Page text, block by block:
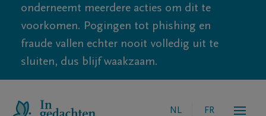
onderneemt meerdere acties om dit te
voorkomen. Pogingen tot phishing en
fraude vallen echter nooit volledig uit te
sluiten, dus blijf waakzaam.
NL FR